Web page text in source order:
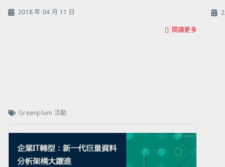
2018 年 04 月 11 日
閱讀更多
Greenplum 活動